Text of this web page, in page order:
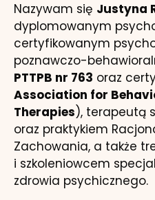
Nazywam się Justyna
dyplomowanym
certyfikowanym
poznawczo-
PTTPB nr 763 oraz
Association for
Therapies), terapeutą
oraz praktykiem
Zachowania, a także
i szkoleniowcem
zdrowia psychicznego.